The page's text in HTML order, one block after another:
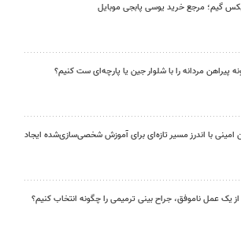
گیم؛ مرجع خرید یوسی پابجی موبایل
پیراهن مردانه را با شلوار جین یا پارچه‌ای ست کنیم؟
امینی با اندرز مسیر تازه‌ای برای آموزش شخصی‌سازی‌شده ایجاد
یک عمل ناموفق، جراح بینی ترمیمی را چگونه انتخاب کنیم؟